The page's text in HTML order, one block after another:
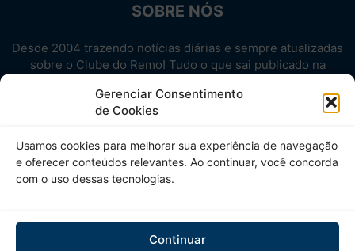
Gerenciar Consentimento
de Cookies
Usamos cookies para melhorar sua experiência de navegação
e oferecer conteúdos relevantes. Ao continuar, você concorda
com o uso dessas tecnologias.
Continuar
SOBRE NÓS
Desde 2004 trazendo notícias diárias e sempre atualizadas
sobre o Clube do Remo! Tudo o que sai publicado na
Aproveite! Site não-oficial.
SIGA-NOS